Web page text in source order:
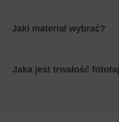
Jaki materiał wybrać?
Jaka jest trwałość